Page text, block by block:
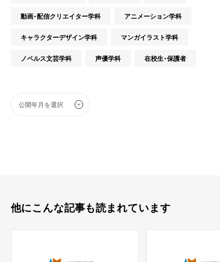
動画・配信クリエイター学科 アニメーション学科
キャラクターデザイン学科 マンガイラスト学科
ノベルス文芸学科 声優学科 在校生・保護者
他にこんな記事も読まれています